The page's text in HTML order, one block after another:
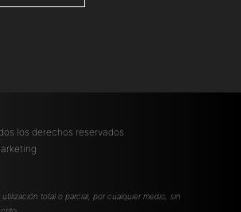
los derechos reservados
total o parcial, por cualquier medio, sin